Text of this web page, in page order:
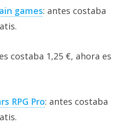
games: antes costaba
costaba 1,25 €, ahora es
RPG Pro: antes costaba